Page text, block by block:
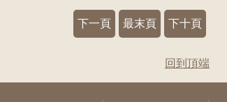
下十頁
下一頁 最末頁
回到頂端